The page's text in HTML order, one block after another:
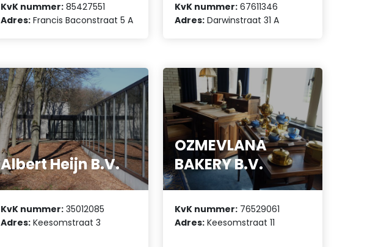
KvK nummer: 85427551
Adres: Francis Baconstraat 5 A
KvK nummer: 67611346
Adres: Darwinstraat 31 A
Albert Heijn B.V.
KvK nummer: 35012085
Adres: Keesomstraat 3
OZMEVLANA
BAKERY B.V.
KvK nummer: 76529061
Adres: Keesomstraat 11